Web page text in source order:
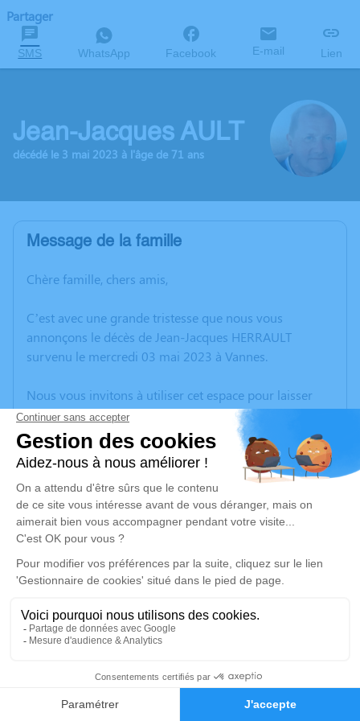
Faire-part Hommages
Partager
SMS WhatsApp Facebook E-mail Lien
Jean-Jacques AULT
décédé le 3 mai 2023 à l'âge de 71 ans
Message de la famille
Chère famille, chers amis,
C’est avec une grande tristesse que nous vous
annonçons le décès de Jean-Jacques HERRAULT
survenu le mercredi 03 mai 2023 à Vannes.
Nous vous invitons à utiliser cet espace pour laisser
vos condoléances, partager des photos souvenirs, une
anecdote ou exprimer vos pensées à travers des
poèmes ou des textes. Cet endroit est un lieu
d'expression dédié à honorer la mémoire de Jean-
Jacques HERRAULT.
Un service de plantation d’arbre hommage est
disponible ici.
Je rends hommage
Cérémonie religieuse
Église de Plouharnel
56340 Plouharnel